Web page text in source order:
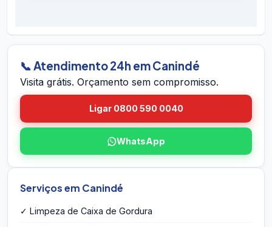
em Canindé pelo site. A equipe vai até você em
Canindé, avalia a caixa, mede o volume,
identifica eventuais problemas estruturais e
compromisso e sem taxa de visita.
📞 Atendimento 24h em Canindé
Visita grátis. Orçamento sem compromisso.
Ligar 0800 590 0040
WhatsApp
Serviços em Canindé
✓ Limpeza de Caixa de Gordura